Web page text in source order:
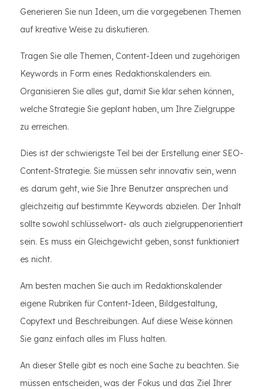
Generieren Sie nun Ideen, um die vorgegebenen Themen
auf kreative Weise zu diskutieren.
Tragen Sie alle Themen, Content-Ideen und zugehörigen
Keywords in Form eines Redaktionskalenders ein.
Organisieren Sie alles gut, damit Sie klar sehen können,
welche Strategie Sie geplant haben, um Ihre Zielgruppe
zu erreichen.
Dies ist der schwierigste Teil bei der Erstellung einer SEO-
Content-Strategie. Sie müssen sehr innovativ sein, wenn
es darum geht, wie Sie Ihre Benutzer ansprechen und
gleichzeitig auf bestimmte Keywords abzielen. Der Inhalt
sollte sowohl schlüsselwort- als auch zielgruppenorientiert
sein. Es muss ein Gleichgewicht geben, sonst funktioniert
es nicht.
Am besten machen Sie auch im Redaktionskalender
eigene Rubriken für Content-Ideen, Bildgestaltung,
Copytext und Beschreibungen. Auf diese Weise können
Sie ganz einfach alles im Fluss halten.
An dieser Stelle gibt es noch eine Sache zu beachten. Sie
müssen entscheiden, was der Fokus und das Ziel Ihrer